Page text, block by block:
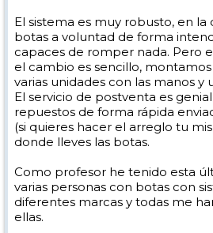
El sistema es muy robusto, en
botas a voluntad de forma
capaces de romper nada. Pero
el cambio es sencillo,
varias unidades con las manos y
El servicio de postventa es
repuestos de forma rápida
(si quieres hacer el arreglo tu
donde lleves las botas.
Como profesor he tenido esta
varias personas con botas con
diferentes marcas y todas me
ellas.